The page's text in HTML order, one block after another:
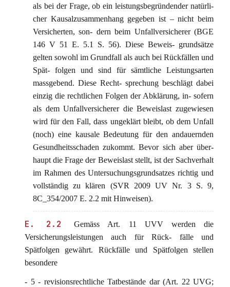
als bei der Frage, ob ein leistungsbegründender natürli-
cher Kausalzusammenhang gegeben ist – nicht beim
Versicherten, son- dern beim Unfallversicherer (BGE
146 V 51 E. 5.1 S. 56). Diese Beweis- grundsätze
gelten sowohl im Grundfall als auch bei Rückfällen und
Spät- folgen und sind für sämtliche Leistungsarten
massgebend. Diese Recht- sprechung beschlägt dabei
einzig die rechtlichen Folgen der Abklärung, in- sofern
als dem Unfallversicherer die Beweislast zugewiesen
wird für den Fall, dass ungeklärt bleibt, ob dem Unfall
(noch) eine kausale Bedeutung für den andauernden
Gesundheitsschaden zukommt. Bevor sich aber über-
haupt die Frage der Beweislast stellt, ist der Sachverhalt
im Rahmen des Untersuchungsgrundsatzes richtig und
vollständig zu klären (SVR 2009 UV Nr. 3 S. 9,
8C_354/2007 E. 2.2 mit Hinweisen).
E. 2.2
Gemäss Art. 11 UVV werden die
Versicherungsleistungen auch für Rück- fälle und
Spätfolgen gewährt. Rückfälle und Spätfolgen stellen
besondere
- 5 - revisionsrechtliche Tatbestände dar (Art. 22 UVG;